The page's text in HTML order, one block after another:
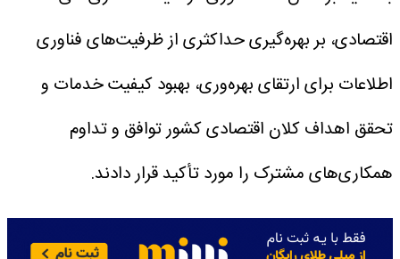
اقتصادی، بر بهره‌گیری حداکثری از ظرفیت‌های فناوری
اطلاعات برای ارتقای بهره‌وری، بهبود کیفیت خدمات و
تحقق اهداف کلان اقتصادی کشور توافق و تداوم
همکاری‌های مشترک را مورد تأکید قرار دادند.